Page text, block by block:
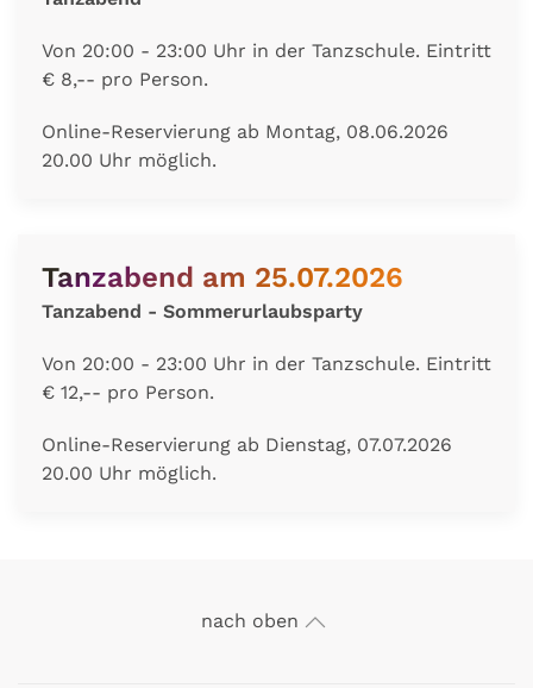
Von 20:00 - 23:00 Uhr in der Tanzschule. Eintritt
€ 8,-- pro Person.
Online-Reservierung ab Montag, 08.06.2026
20.00 Uhr möglich.
Tanzabend am 25.07.2026
Tanzabend - Sommerurlaubsparty
Von 20:00 - 23:00 Uhr in der Tanzschule. Eintritt
€ 12,-- pro Person.
Online-Reservierung ab Dienstag, 07.07.2026
20.00 Uhr möglich.
nach oben